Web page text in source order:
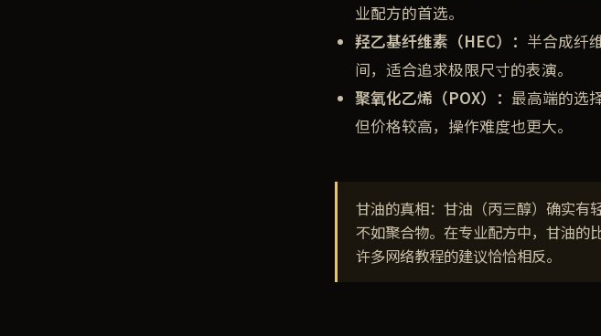
业配方的首选。
羟乙基纤维素（HEC）： 半合成纤
间，适合追求极限尺寸的表演。
聚氧化乙烯（POX）： 最高端的选
但价格较高，操作难度也更大。
甘油的真相：甘油（丙三醇）确实有
不如聚合物。在专业配方中，甘油
许多网络教程的建议恰恰相反。